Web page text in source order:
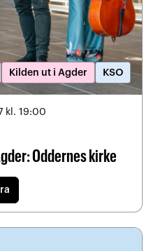
Kilden ut i Agder KSO
kl. 19:00
Oddernes kirke